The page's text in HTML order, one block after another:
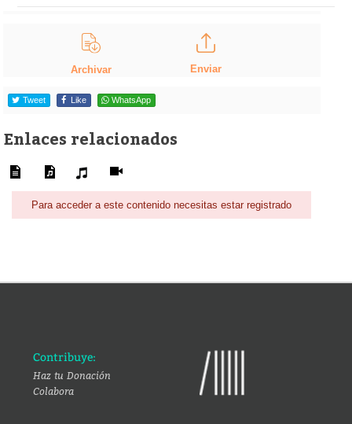
Archivar Enviar
Tweet Like WhatsApp
Enlaces relacionados
Para acceder a este contenido necesitas estar registrado
Contribuye:
Haz tu Donación
Colabora